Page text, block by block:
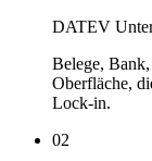
DATEV
Belege,
Oberfläche,
Lock-in.
02